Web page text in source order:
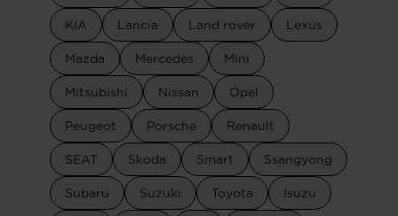
KIA Lancia Land rover Lexus
Mazda Mercedes Mini
Mitsubishi Nissan Opel
Peugeot Porsche Renault
SEAT Skoda Smart Ssangyong
Subaru Suzuki Toyota Isuzu